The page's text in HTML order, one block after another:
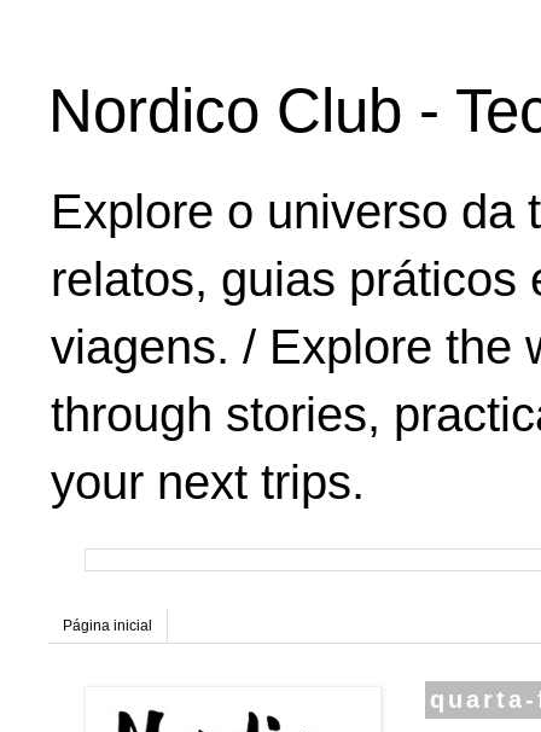
Nordico Club -
Explore o universo da
relatos, guias práticos
viagens. / Explore the
through stories,
your next trips.
Página inicial